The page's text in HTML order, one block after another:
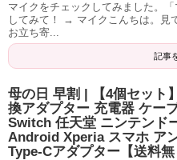
マイクをチェックしてみました。
してみて！ → マイクこんちは。見
お立ち寄...
記事
母の日 早割 | 【4個セット
換アダプター 充電器 ケー
Switch 任天堂 ニンテンド
Android Xperia スマホ ア
Type-Cアダプター【送料